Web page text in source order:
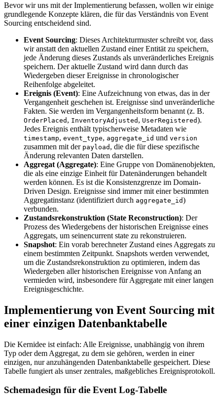
Bevor wir uns mit der Implementierung befassen, wollen wir einige
grundlegende Konzepte klären, die für das Verständnis von Event
Sourcing entscheidend sind.
Event Sourcing: Dieses Architekturmuster schreibt vor, dass
wir anstatt den aktuellen Zustand einer Entität zu speichern,
jede Änderung dieses Zustands als unveränderliches Ereignis
speichern. Der aktuelle Zustand wird dann durch das
Wiedergeben dieser Ereignisse in chronologischer
Reihenfolge abgeleitet.
Ereignis (Event): Eine Aufzeichnung von etwas, das in der
Vergangenheit geschehen ist. Ereignisse sind unveränderliche
Fakten. Sie werden im Vergangenheitsform benannt (z. B.
OrderPlaced , InventoryAdjusted , UserRegistered).
Jedes Ereignis enthält typischerweise Metadaten wie
timestamp, event_type, aggregate_id und version
zusammen mit der payload , die die für diese spezifische
Änderung relevanten Daten darstellen.
Aggregat (Aggregate): Eine Gruppe von Domänenobjekten,
die als eine einzige Einheit für Datenänderungen behandelt
werden können. Es ist die Konsistenzgrenze im Domain-
Driven Design. Ereignisse sind immer mit einer bestimmten
Aggregatinstanz (identifiziert durch aggregate_id)
verbunden.
Zustandsrekonstruktion (State Reconstruction): Der
Prozess des Wiedergebens der historischen Ereignisse eines
Aggregats, um seinencurrent state zu rekonstruieren.
Snapshot: Ein vorab berechneter Zustand eines Aggregats zu
einem bestimmten Zeitpunkt. Snapshots werden verwendet,
um die Zustandsrekonstruktion zu optimieren, indem das
Wiedergeben aller historischen Ereignisse von Anfang an
vermieden wird, insbesondere für Aggregate mit einer langen
Ereignisgeschichte.
Implementierung von Event Sourcing mit
einer einzigen Datenbanktabelle
Die Kernidee ist einfach: Alle Ereignisse, unabhängig von ihrem
Typ oder dem Aggregat, zu dem sie gehören, werden in einer
einzigen, nur anzuhängenden Datenbanktabelle gespeichert. Diese
Tabelle fungiert als unser zentrales, maßgebliches Ereignisprotokoll.
Schemadesign für die Event Log-Tabelle